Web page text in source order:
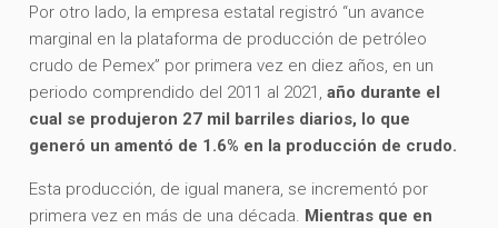
Por otro lado, la empresa estatal registró “un avance
marginal en la plataforma de producción de petróleo
crudo de Pemex” por primera vez en diez años, en un
periodo comprendido del 2011 al 2021,año durante el
cual se produjeron 27 mil barriles diarios, lo que
generó un amentó de 1.6% en la producción de crudo.
Esta producción, de igual manera, se incrementó por
primera vez en más de una década. Mientras que en